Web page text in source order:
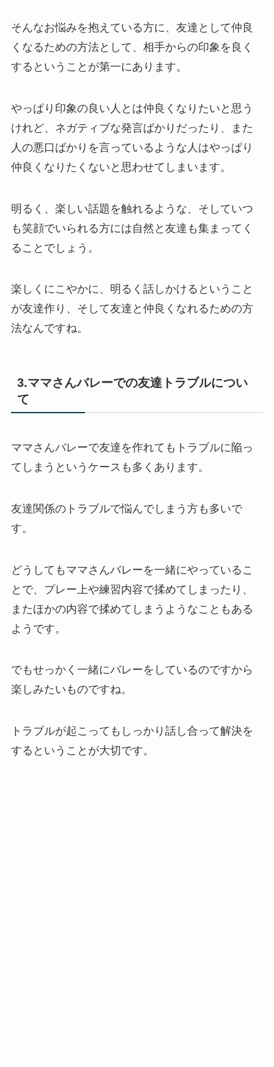
そんなお悩みを抱えている方に、友達として仲良
くなるための方法として、相手からの印象を良く
するということが第一にあります。
やっぱり印象の良い人とは仲良くなりたいと思う
けれど、ネガティブな発言ばかりだったり、また
人の悪口ばかりを言っているような人はやっぱり
仲良くなりたくないと思わせてしまいます。
明るく、楽しい話題を触れるような、そしていつ
も笑顔でいられる方には自然と友達も集まってく
ることでしょう。
楽しくにこやかに、明るく話しかけるということ
が友達作り、そして友達と仲良くなれるための方
法なんですね。
3.ママさんバレーでの友達トラブルについ
て
ママさんバレーで友達を作れてもトラブルに陥っ
てしまうというケースも多くあります。
友達関係のトラブルで悩んでしまう方も多いで
す。
どうしてもママさんバレーを一緒にやっているこ
とで、プレー上や練習内容で揉めてしまったり、
またほかの内容で揉めてしまうようなこともある
ようです。
でもせっかく一緒にバレーをしているのですから
楽しみたいものですね。
トラブルが起こってもしっかり話し合って解決を
するということが大切です。